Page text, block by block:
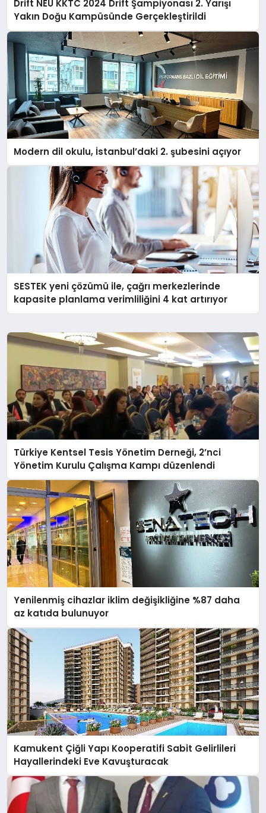
Drift NEU KKTC 2024 Drift Şampiyonası 2. Yarışı
Yakın Doğu Kampüsünde Gerçekleştirildi
Modern dil okulu, İstanbul’daki 2. şubesini açıyor
SESTEK yeni çözümü ile, çağrı merkezlerinde
kapasite planlama verimliliğini 4 kat artırıyor
Türkiye Kentsel Tesis Yönetim Derneği, 2’nci
Yönetim Kurulu Çalışma Kampı düzenlendi
Yenilenmiş cihazlar iklim değişikliğine %87 daha
az katıda bulunuyor
Kamukent Çiğli Yapı Kooperatifi Sabit Gelirlileri
Hayallerindeki Eve Kavuşturacak